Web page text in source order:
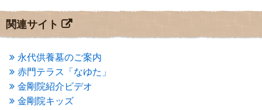
2013年8月
(7)
2013年7月
(7)
2013年5月(13)
2013年4月(1)
2013年3月 (4)
2013年2月(6)
2013年1月(6)
関連サイト
永代供養墓のご案内
赤門テラス「なゆた」
金剛院紹介ビデオ
金剛院キッズ